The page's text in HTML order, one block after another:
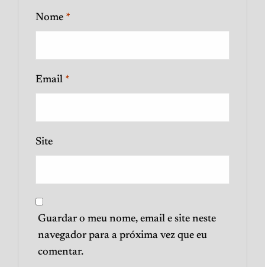
Nome *
Email *
Site
Guardar o meu nome, email e site neste
navegador para a próxima vez que eu
comentar.